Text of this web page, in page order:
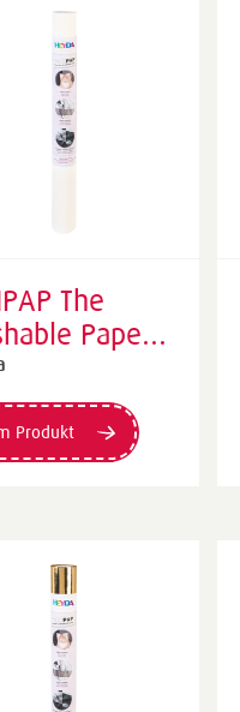
The
Paper |
mm × 1,1 m,
Produkt